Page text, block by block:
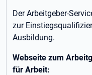
Der Arbeitgeber-
zur
Ausbildung.
Webseite zum
für Arbeit: